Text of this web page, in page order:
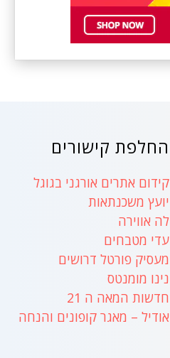
החלפת קישורים
קידום אתרים אורגני בגוגל
יועץ משכנתאות
לה אווירה
עדי מטבחים
מעסיק פורטל דרושים
נינו מומנטס
חדשות המאה ה 21
אודיל – מאגר קופונים והנחה